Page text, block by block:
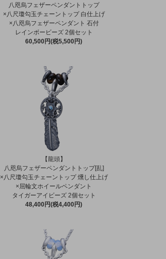
八咫烏フェザーペンダントトップ
×八尺瓊勾玉チェーントップ 白仕上げ
×八咫烏フェザーペンダント 石付
レインボービーズ 2個セット
60,500円(税5,500円)
【龍頭】
八咫烏フェザーペンダントトップ[乱]
×八尺瓊勾玉チェーントップ 燻し仕上げ
×屈輪文ホイールペンダント
タイガーアイビーズ 2個セット
48,400円(税4,400円)